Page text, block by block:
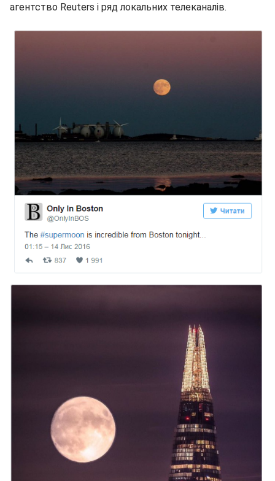
агентство Reuters і ряд локальних телеканалів.